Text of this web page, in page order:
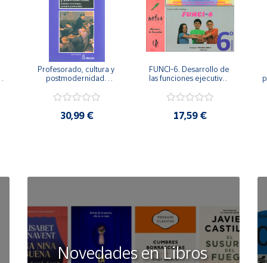
Profesorado, cultura y
postmodernidad.
cambia el profesorado.
30,99 €
FUNCI-6. Desarrollo de
las funciones ejecutivas.
17,59 €
Novedades en Libros